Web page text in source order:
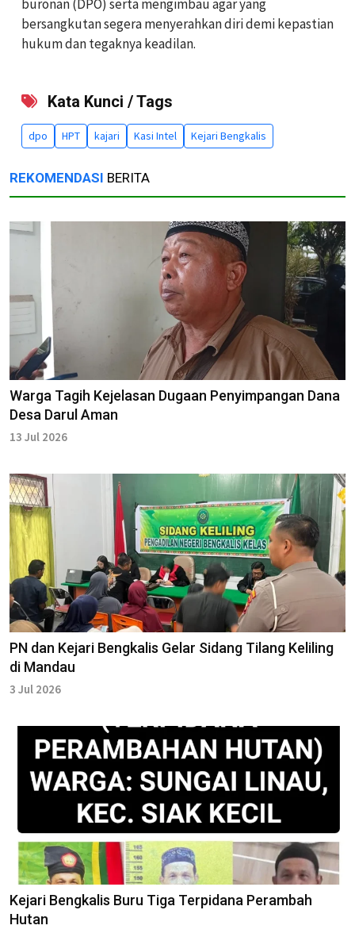
buronan (DPO) serta mengimbau agar yang
bersangkutan segera menyerahkan diri demi kepastian
hukum dan tegaknya keadilan.
Kata Kunci / Tags
dpo HPT kajari Kasi Intel Kejari Bengkalis
REKOMENDASI BERITA
Warga Tagih Kejelasan Dugaan Penyimpangan Dana
Desa Darul Aman
13 Jul 2026
PN dan Kejari Bengkalis Gelar Sidang Tilang Keliling
di Mandau
3 Jul 2026
Kejari Bengkalis Buru Tiga Terpidana Perambah
Hutan